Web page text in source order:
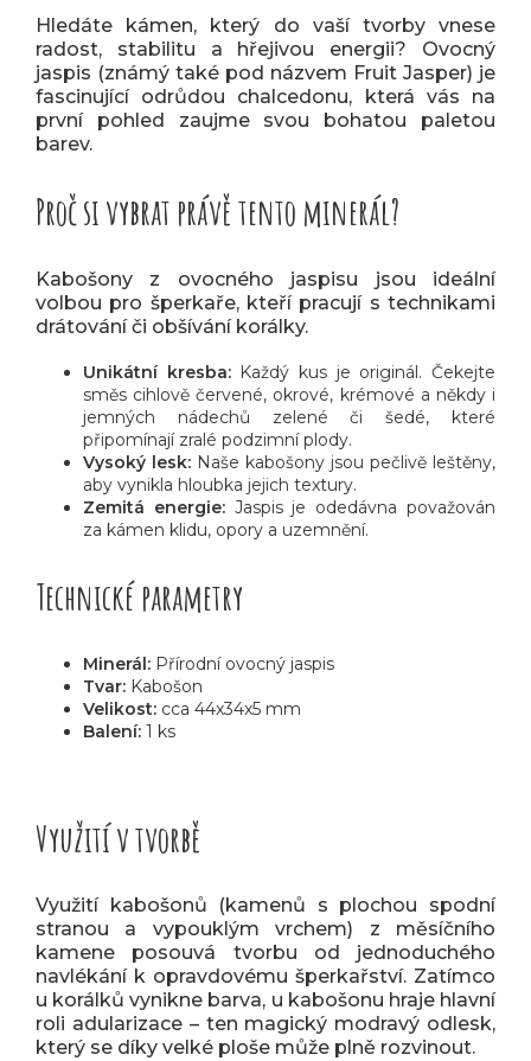
Hledáte kámen, který do vaší tvorby vnese
radost, stabilitu a hřejivou energii? Ovocný
jaspis (známý také pod názvem Fruit Jasper) je
fascinující odrůdou chalcedonu, která vás na
první pohled zaujme svou bohatou paletou
barev.
Proč si vybrat právě tento minerál?
Kabošony z ovocného jaspisu jsou ideální
volbou pro šperkaře, kteří pracují s technikami
drátování či obšívání korálky.
Unikátní kresba:Každý kus je originál. Čekejte
směs cihlově červené, okrové, krémové a někdy i
jemných nádechů zelené či šedé, které
připomínají zralé podzimní plody.
Vysoký lesk: Naše kabošony jsou pečlivě leštěny,
aby vynikla hloubka jejich textury.
Zemitá energie:Jaspis je odedávna považován
za kámen klidu, opory a uzemnění.
Technické parametry
Minerál: Přírodní ovocný jaspis
Tvar: Kabošon
Velikost: cca 44x34x5 mm
Balení: 1 ks
Využití v tvorbě
Využití kabošonů (kamenů s plochou spodní
stranou a vypouklým vrchem) z měsíčního
kamene posouvá tvorbu od jednoduchého
navlékání k opravdovému šperkařství. Zatímco
u korálků vynikne barva, u kabošonu hraje hlavní
roli adularizace – ten magický modravý odlesk,
který se díky velké ploše může plně rozvinout.